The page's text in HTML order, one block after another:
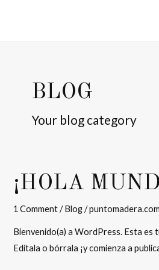
content
BLOG
Your blog category
¡HOLA
1 Comment /Blog/
Bienvenido(a) a WordPress. Esta es
Edítala o bórrala ¡y comienza a